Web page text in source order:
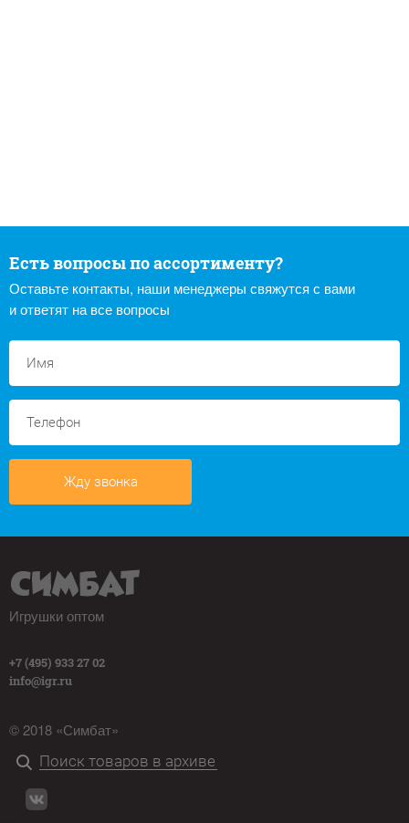
Есть вопросы по ассортименту?
Оставьте контакты, наши менеджеры свяжутся с вами
и ответят на все вопросы
Жду звонка
Игрушки оптом
+7 (495) 933 27 02
info@igr.ru
© 2018 «Симбат»